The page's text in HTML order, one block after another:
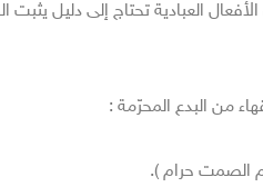
العبادية تحتاج إلى دليل يثبت
من البدع المحرّمة :
الصمت حرام ).